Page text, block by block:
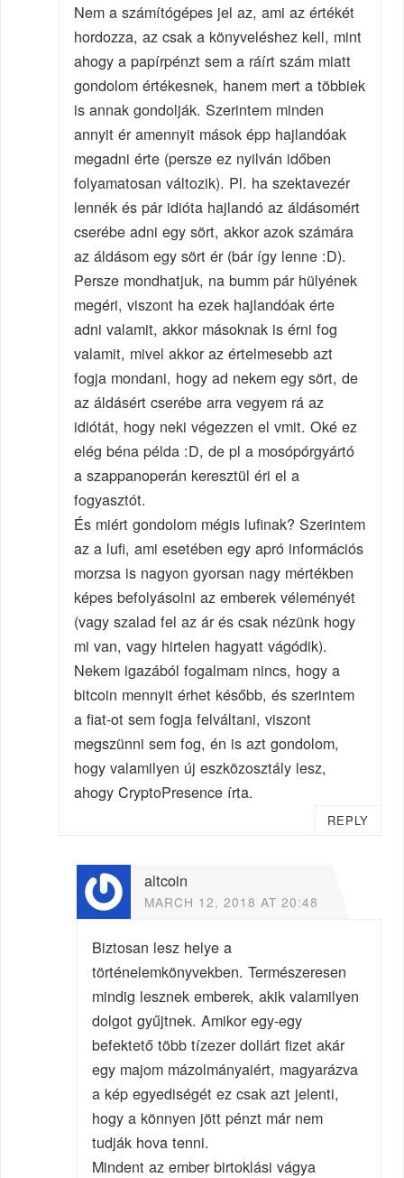
Nem a számítógépes jel az, ami az értékét
hordozza, az csak a könyveléshez kell, mint
ahogy a papírpénzt sem a ráírt szám miatt
gondolom értékesnek, hanem mert a többiek
is annak gondolják. Szerintem minden
annyit ér amennyit mások épp hajlandóak
megadni érte (persze ez nyilván időben
folyamatosan változik). Pl. ha szektavezér
lennék és pár idióta hajlandó az áldásomért
cserébe adni egy sört, akkor azok számára
az áldásom egy sört ér (bár így lenne :D).
Persze mondhatjuk, na bumm pár hülyének
megéri, viszont ha ezek hajlandóak érte
adni valamit, akkor másoknak is érni fog
valamit, mivel akkor az értelmesebb azt
fogja mondani, hogy ad nekem egy sört, de
az áldásért cserébe arra vegyem rá az
idiótát, hogy neki végezzen el vmit. Oké ez
elég béna példa :D, de pl a mosópórgyártó
a szappanoperán keresztül éri el a
fogyasztót.
És miért gondolom mégis lufinak? Szerintem
az a lufi, ami esetében egy apró információs
morzsa is nagyon gyorsan nagy mértékben
képes befolyásolni az emberek véleményét
(vagy szalad fel az ár és csak nézünk hogy
mi van, vagy hirtelen hagyatt vágódik).
Nekem igazából fogalmam nincs, hogy a
bitcoin mennyit érhet később, és szerintem
a fiat-ot sem fogja felváltani, viszont
megszünni sem fog, én is azt gondolom,
hogy valamilyen új eszközosztály lesz,
ahogy CryptoPresence írta.
REPLY
altcoin
MARCH 12, 2018 AT 20:48
Biztosan lesz helye a
történelemkönyvekben. Természeresen
mindig lesznek emberek, akik valamilyen
dolgot gyűjtnek. Amikor egy-egy
befektető több tízezer dollárt fizet akár
egy majom mázolmányaiért, magyarázva
a kép egyediségét ez csak azt jelenti,
hogy a könnyen jött pénzt már nem
tudják hova tenni.
Mindent az ember birtoklási vágya